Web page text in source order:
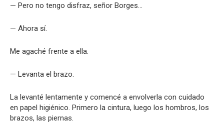
— Pero no tengo disfraz, señor Borges…
— Ahora sí.
Me agaché frente a ella.
— Levanta el brazo.
La levanté lentamente y comencé a envolverla con cuidado
en papel higiénico. Primero la cintura, luego los hombros, los
brazos, las piernas.